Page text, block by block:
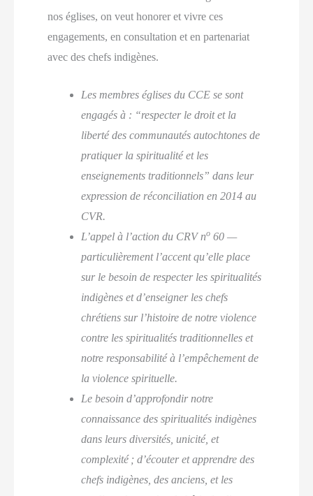
nos églises, on veut honorer et vivre ces
engagements, en consultation et en partenariat
avec des chefs indigènes.
Les membres églises du CCE se sont
engagés à : “respecter le droit et la
liberté des communautés autochtones de
pratiquer la spiritualité et les
enseignements traditionnels” dans leur
expression de réconciliation en 2014 au
CVR.
L’appel à l’action du CRV no 60 —
particulièrement l’accent qu’elle place
sur le besoin de respecter les spiritualités
indigènes et d’enseigner les chefs
chrétiens sur l’histoire de notre violence
contre les spiritualités traditionnelles et
notre responsabilité à l’empêchement de
la violence spirituelle.
Le besoin d’approfondir notre
connaissance des spiritualités indigènes
dans leurs diversités, unicité, et
complexité ; d’écouter et apprendre des
chefs indigènes, des anciens, et les